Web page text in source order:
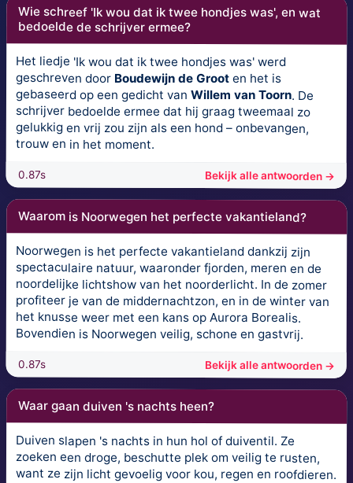
Wie schreef 'Ik wou dat ik twee hondjes was', en wat
bedoelde de schrijver ermee?
Het liedje 'Ik wou dat ik twee hondjes was' werd
geschreven door Boudewijn de Groot en het is
gebaseerd op een gedicht vanWillem van Toorn. De
schrijver bedoelde ermee dat hij graag tweemaal zo
gelukkig en vrij zou zijn als een hond – onbevangen,
trouw en in het moment.
0.87s Bekijk alle antwoorden →
Waarom is Noorwegen het perfecte vakantieland?
Noorwegen is het perfecte vakantieland dankzij zijn
spectaculaire natuur, waaronder fjorden, meren en de
noordelijke lichtshow van het noorderlicht. In de zomer
profiteer je van de middernachtzon, en in de winter van
het knusse weer met een kans op Aurora Borealis.
Bovendien is Noorwegen veilig, schone en gastvrij.
0.87s Bekijk alle antwoorden →
Waar gaan duiven 's nachts heen?
Duiven slapen 's nachts in hun hol of duiventil. Ze
zoeken een droge, beschutte plek om veilig te rusten,
want ze zijn licht gevoelig voor kou, regen en roofdieren.